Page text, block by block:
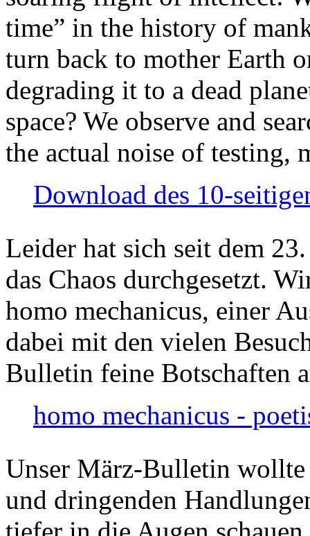
time” in the history of
turn back to mother Earth
degrading it to a dead
space? We observe and
the actual noise of testing,
Download des 10-
Leider hat sich seit dem
das Chaos durchgesetzt.
homo mechanicus, einer
dabei mit den vielen
Bulletin feine Botschaften
homo mechanicus -
Unser März-Bulletin
und dringenden